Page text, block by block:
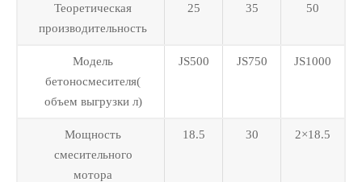
Теоретическая
производительность
25 35 50
Модель
бетоносмесителя(
объем выгрузки л)
JS500 JS750 JS1000
Мощность
смесительного
мотора
18.5 30 2×18.5